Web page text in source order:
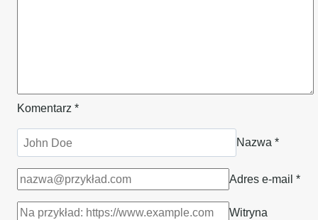
Komentarz *
Nazwa *
Adres e-mail *
Witryna